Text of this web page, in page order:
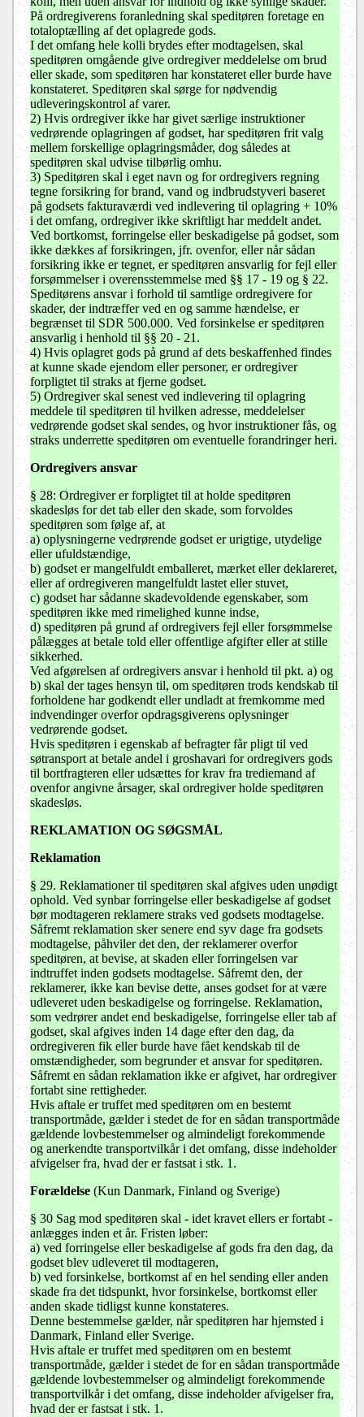
På ordregiverens foranledning skal speditøren foretage en
totaloptælling af det oplagrede gods.
I det omfang hele kolli brydes efter modtagelsen, skal
speditøren omgående give ordregiver meddelelse om brud
eller skade, som speditøren har konstateret eller burde have
konstateret. Speditøren skal sørge for nødvendig
udleveringskontrol af varer.
2) Hvis ordregiver ikke har givet særlige instruktioner
vedrørende oplagringen af godset, har speditøren frit valg
mellem forskellige oplagringsmåder, dog således at
speditøren skal udvise tilbørlig omhu.
3) Speditøren skal i eget navn og for ordregivers regning
tegne forsikring for brand, vand og indbrudstyveri baseret
på godsets fakturaværdi ved indlevering til oplagring + 10%
i det omfang, ordregiver ikke skriftligt har meddelt andet.
Ved bortkomst, forringelse eller beskadigelse på godset, som
ikke dækkes af forsikringen, jfr. ovenfor, eller når sådan
forsikring ikke er tegnet, er speditøren ansvarlig for fejl eller
forsømmelser i overensstemmelse med §§ 17 - 19 og § 22.
Speditørens ansvar i forhold til samtlige ordregivere for
skader, der indtræffer ved en og samme hændelse, er
begrænset til SDR 500.000. Ved forsinkelse er speditøren
ansvarlig i henhold til §§ 20 - 21.
4) Hvis oplagret gods på grund af dets beskaffenhed findes
at kunne skade ejendom eller personer, er ordregiver
forpligtet til straks at fjerne godset.
5) Ordregiver skal senest ved indlevering til oplagring
meddele til speditøren til hvilken adresse, meddelelser
vedrørende godset skal sendes, og hvor instruktioner fås, og
straks underrette speditøren om eventuelle forandringer heri.
Ordregivers ansvar
§ 28: Ordregiver er forpligtet til at holde speditøren
skadesløs for det tab eller den skade, som forvoldes
speditøren som følge af, at
a) oplysningerne vedrørende godset er urigtige, utydelige
eller ufuldstændige,
b) godset er mangelfuldt emballeret, mærket eller deklareret,
eller af ordregiveren mangelfuldt lastet eller stuvet,
c) godset har sådanne skadevoldende egenskaber, som
speditøren ikke med rimelighed kunne indse,
d) speditøren på grund af ordregivers fejl eller forsømmelse
pålægges at betale told eller offentlige afgifter eller at stille
sikkerhed.
Ved afgørelsen af ordregivers ansvar i henhold til pkt. a) og
b) skal der tages hensyn til, om speditøren trods kendskab til
forholdene har godkendt eller undladt at fremkomme med
indvendinger overfor opdragsgiverens oplysninger
vedrørende godset.
Hvis speditøren i egenskab af befragter får pligt til ved
søtransport at betale andel i groshavari for ordregivers gods
til bortfragteren eller udsættes for krav fra trediemand af
ovenfor angivne årsager, skal ordregiver holde speditøren
skadesløs.
REKLAMATION OG SØGSMÅL
Reklamation
§ 29. Reklamationer til speditøren skal afgives uden unødigt
ophold. Ved synbar forringelse eller beskadigelse af godset
bør modtageren reklamere straks ved godsets modtagelse.
Såfremt reklamation sker senere end syv dage fra godsets
modtagelse, påhviler det den, der reklamerer overfor
speditøren, at bevise, at skaden eller forringelsen var
indtruffet inden godsets modtagelse. Såfremt den, der
reklamerer, ikke kan bevise dette, anses godset for at være
udleveret uden beskadigelse og forringelse. Reklamation,
som vedrører andet end beskadigelse, forringelse eller tab af
godset, skal afgives inden 14 dage efter den dag, da
ordregiveren fik eller burde have fået kendskab til de
omstændigheder, som begrunder et ansvar for speditøren.
Såfremt en sådan reklamation ikke er afgivet, har ordregiver
fortabt sine rettigheder.
Hvis aftale er truffet med speditøren om en bestemt
transportmåde, gælder i stedet de for en sådan transportmåde
gældende lovbestemmelser og almindeligt forekommende
og anerkendte transportvilkår i det omfang, disse indeholder
afvigelser fra, hvad der er fastsat i stk. 1.
Forældelse (Kun Danmark, Finland og Sverige)
§ 30 Sag mod speditøren skal - idet kravet ellers er fortabt -
anlægges inden et år. Fristen løber:
a) ved forringelse eller beskadigelse af gods fra den dag, da
godset blev udleveret til modtageren,
b) ved forsinkelse, bortkomst af en hel sending eller anden
skade fra det tidspunkt, hvor forsinkelse, bortkomst eller
anden skade tidligst kunne konstateres.
Denne bestemmelse gælder, når speditøren har hjemsted i
Danmark, Finland eller Sverige.
Hvis aftale er truffet med speditøren om en bestemt
transportmåde, gælder i stedet de for en sådan transportmåde
gældende lovbestemmelser og almindeligt forekommende
transportvilkår i det omfang, disse indeholder afvigelser fra,
hvad der er fastsat i stk. 1.